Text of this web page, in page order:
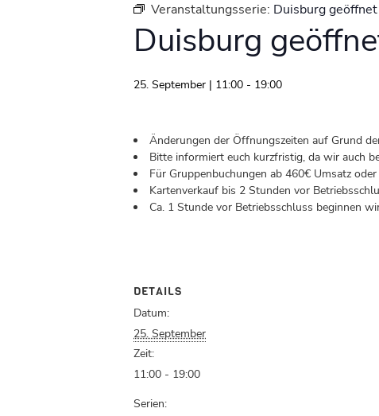
Veranstaltungsserie: Duisburg geöffnet
Duisburg
25. September | 11:00 - 19:00
Änderungen der Öffnungszeiten auf Grund
Bitte informiert euch kurzfristig, da wir auch
Für Gruppenbuchungen ab 460€ Umsatz
Kartenverkauf bis 2 Stunden vor
Ca. 1 Stunde vor Betriebsschluss beginnen
DETAILS
Datum:
25. September
Zeit:
11:00 - 19:00
Serien: